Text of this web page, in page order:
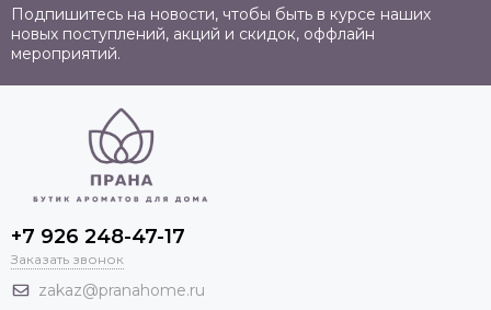
Подпишитесь на новости, чтобы быть в курсе наших
новых поступлений, акций и скидок, оффлайн
мероприятий.
+7 926 248-47-17
Заказать звонок
zakaz@pranahome.ru